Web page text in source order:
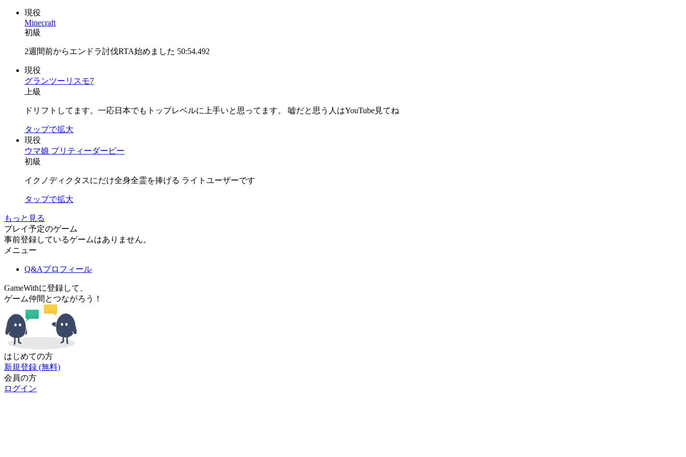
現役
Minecraft
初級
2週間前からエンドラ討伐RTA始めました 50:54.492
現役
グランツーリスモ7
上級
ドリフトしてます。一応日本でもトップレベルに上手いと思ってます。 嘘だと思う人はYouTube見てね
タップで拡大
現役
ウマ娘 プリティーダービー
初級
イクノディクタスにだけ全身全霊を捧げる ライトユーザーです
タップで拡大
もっと見る
プレイ予定のゲーム
事前登録しているゲームはありません。
メニュー
Q&Aプロフィール
GameWithに登録して、
ゲーム仲間とつながろう！
はじめての方
新規登録 (無料)
会員の方
ログイン